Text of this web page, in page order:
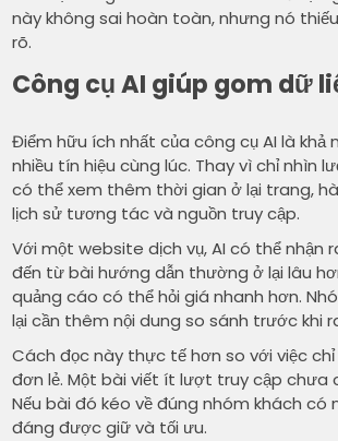
này không sai hoàn toàn, nhưng nó
rõ.
Công cụ AI giúp gom dữ
Điểm hữu ích nhất của công cụ AI là khả
nhiều tín hiệu cùng lúc. Thay vì chỉ nhìn
có thể xem thêm thời gian ở lại trang,
lịch sử tương tác và nguồn truy cập.
Với một website dịch vụ, AI có thể nhận
đến từ bài hướng dẫn thường ở lại lâu
quảng cáo có thể hỏi giá nhanh hơn.
lại cần thêm nội dung so sánh trước khi
Cách đọc này thực tế hơn so với việc
đơn lẻ. Một bài viết ít lượt truy cập chưa
Nếu bài đó kéo về đúng nhóm khách có
đáng được giữ và tối ưu.